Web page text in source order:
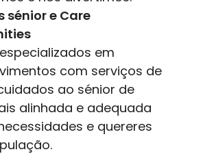
sénior e Care
em
com serviços de
ao sénior de
alinhada e adequada
e quereres